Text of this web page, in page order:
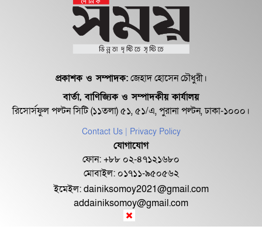
প্রকাশক ও সম্পাদক:জেহাদ হোসেন চৌধুরী।
বার্তা, বাণিজ্যিক ও সম্পাদকীয় কার্যালয়
রিসোর্সফুল পল্টন সিটি (১১তলা) ৫১, ৫১/এ, পুরানা পল্টন, ঢাকা-১০০০।
Contact Us | Privacy Policy
যোগাযোগ
ফোন: +৮৮ ০২-৪৭১২১৬৮০
মোবাইল: ০১৭১১-৯৫০৫৬২
ইমেইল:dainiksomoy2021@gmail.com
addainiksomoy@gmail.com